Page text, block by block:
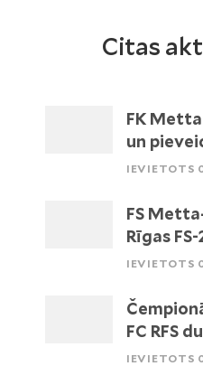
Citas
FK
un
IEVIETOTS
FS
Rīgas FS-
IEVIETOTS
FC RFS
IEVIETOTS